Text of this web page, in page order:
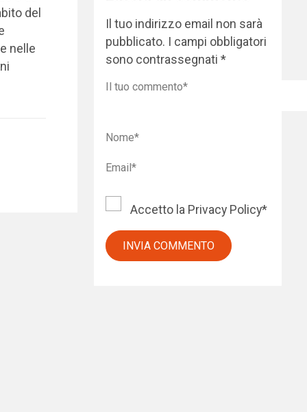
del
nelle
Il tuo indirizzo email non sarà
pubblicato. I campi obbligatori
sono contrassegnati*
Accetto la Privacy Policy*